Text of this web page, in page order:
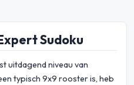
Sudoku
uitdagend niveau van
typisch 9x9 rooster is, heb